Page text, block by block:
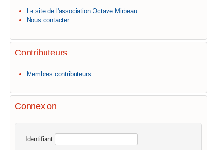
Le site de l'association Octave Mirbeau
Nous contacter
Contributeurs
Membres contributeurs
Connexion
Identifiant